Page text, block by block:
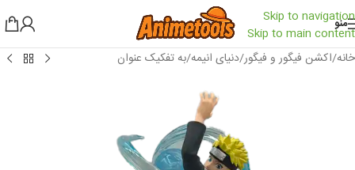
Skip to navigation
Skip to main content
منو
خانه/اکشن فیگور و فیگور/دنیای انیمه/به تفکیک عنوان